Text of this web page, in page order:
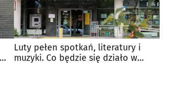
Luty pełen spotkań, literatury i
muzyki. Co będzie się działo w